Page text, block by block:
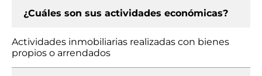
¿Cuáles son sus actividades económicas?
Actividades inmobiliarias realizadas con bienes
propios o arrendados